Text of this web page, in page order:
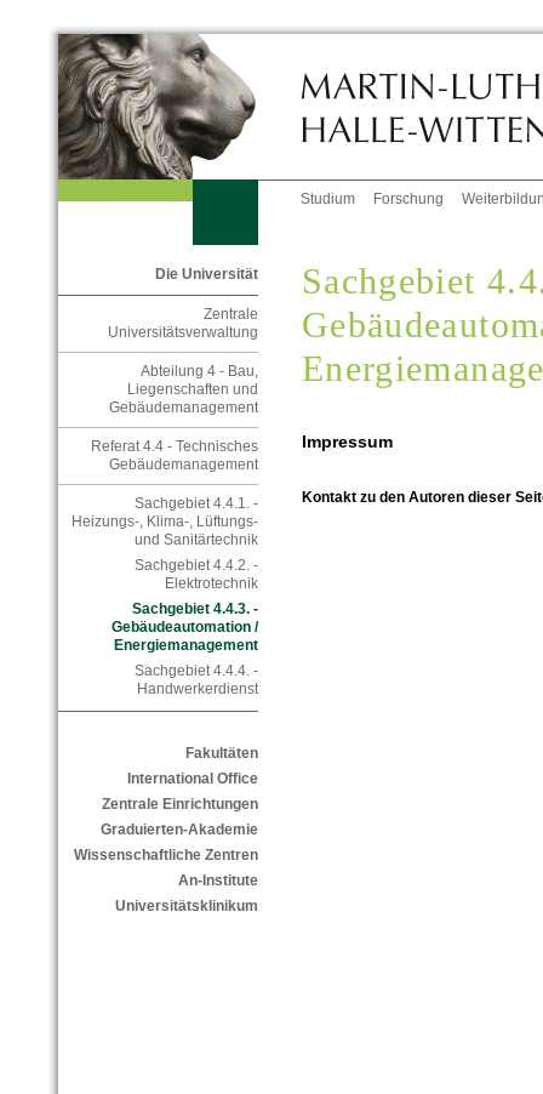
Studium Forschung
Die Universität
Zentrale
Universitätsverwaltung
Abteilung 4 - Bau,
Liegenschaften und
Gebäudemanagement
Referat 4.4 - Technisches
Gebäudemanagement
Sachgebiet 4.4.1. -
Heizungs-, Klima-, Lüftungs-
und Sanitärtechnik
Sachgebiet 4.4.2. -
Elektrotechnik
Sachgebiet 4.4.3. -
Gebäudeautomation /
Energiemanagement
Sachgebiet 4.4.4. -
Handwerkerdienst
Fakultäten
International Office
Zentrale Einrichtungen
Graduierten-Akademie
Wissenschaftliche Zentren
An-Institute
Universitätsklinikum
Sachgebiet
Impressum
Kontakt zu den Autoren dieser